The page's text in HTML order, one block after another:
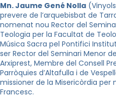
Mn. Jaume Gené Nolla
prevere de l’arquebisbat de
nomenat nou Rector del
Teologia per la Facultat de
Música Sacra pel Pontifici
ser Rector del Seminari Menor
Arxiprest, Membre del Consell
Parròquies d’Altafulla i de
missioner de la Misericòrdia
Francesc.